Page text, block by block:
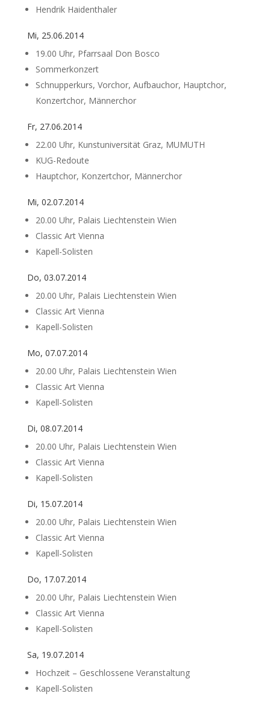
Hendrik Haidenthaler
Mi, 25.06.2014
19.00 Uhr, Pfarrsaal Don Bosco
Sommerkonzert
Schnupperkurs, Vorchor, Aufbauchor, Hauptchor,
Konzertchor, Männerchor
Fr, 27.06.2014
22.00 Uhr, Kunstuniversität Graz, MUMUTH
KUG-Redoute
Hauptchor, Konzertchor, Männerchor
Mi, 02.07.2014
20.00 Uhr, Palais Liechtenstein Wien
Classic Art Vienna
Kapell-Solisten
Do, 03.07.2014
20.00 Uhr, Palais Liechtenstein Wien
Classic Art Vienna
Kapell-Solisten
Mo, 07.07.2014
20.00 Uhr, Palais Liechtenstein Wien
Classic Art Vienna
Kapell-Solisten
Di, 08.07.2014
20.00 Uhr, Palais Liechtenstein Wien
Classic Art Vienna
Kapell-Solisten
Di, 15.07.2014
20.00 Uhr, Palais Liechtenstein Wien
Classic Art Vienna
Kapell-Solisten
Do, 17.07.2014
20.00 Uhr, Palais Liechtenstein Wien
Classic Art Vienna
Kapell-Solisten
Sa, 19.07.2014
Hochzeit – Geschlossene Veranstaltung
Kapell-Solisten